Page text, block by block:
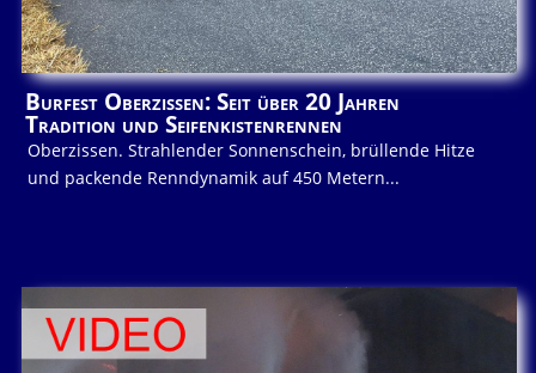
Burfest Oberzissen: Seit über 20 Jahren
Tradition und Seifenkistenrennen
Oberzissen. Strahlender Sonnenschein, brüllende Hitze
und packende Renndynamik auf 450 Metern...